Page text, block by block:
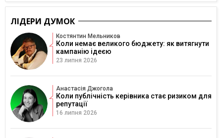
ЛІДЕРИ ДУМОК
Костянтин Мельников
Коли немає великого бюджету: як витягнути
кампанію ідеєю
23 липня 2026
Анастасія Джогола
Коли публічність керівника стає ризиком для
репутації
16 липня 2026